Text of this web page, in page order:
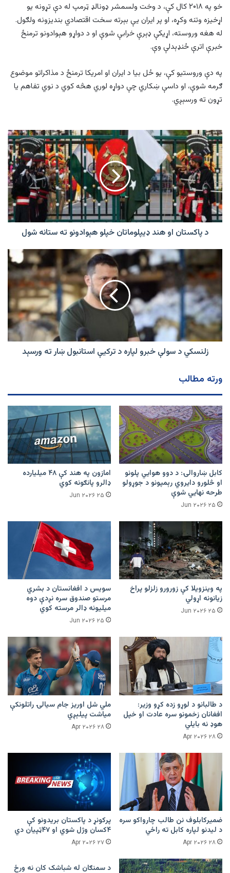
خو په ۲۰۱۸ کال کې، د وخت ولسمشر ډونالډ ټرمپ له دې تړونه یو
اړخیزه وتنه وکړه، او پر ایران یې بېرته سخت اقتصادي بندیزونه ولګول.
له هغه وروسته، اړیکې ډېرې خرابې شوې او د دواړو هېوادونو ترمنځ
خبرې اترې ځنډېدلې وې.
په دې وروستیو کې، یو ځل بیا د ایران او امریکا ترمنځ د مذاکراتو موضوع
ګرمه شوې، او داسې ښکاري چې دواړه لوري هڅه کوي د نوي تفاهم یا
تړون ته ورسېږي.
د
پاکستان
او
هند
ډیپلوماتان
خپلو
هېوادونو
ته
ستانه
د پاکستان او هند ډیپلوماتان خپلو هېوادونو ته ستانه شول
سولې
لپاره
د
ترکیې
استانبول
ښار
زلنسکي د سولې خبرو لپاره د ترکیې استانبول ښار ته ورسېد
ورته مطالب
کابل ښاروالۍ: د دوو هوايي پلونو
او څلورو دایروي رېمپونو د جوړولو
طرحه نهایي شوې
۲۵ Jun ۲۰۲۶
امازون په هند کې ۴۸ میلیارده
ډالرو پانګونه کوي
۲۵ Jun ۲۰۲۶
په وینزویلا کې زورورو زلزلو پراخ
زیانونه اړولي
۲۵ Jun ۲۰۲۶
سویس د افغانستان د بشري
مرستو صندوق سره نږدې دوه
میلیونه ډالر مرسته کوي
۲۵ Jun ۲۰۲۶
د طالبانو د لوړو زده کړو وزیر:
افغانان زخمونو سره عادت او خپل
هوډ نه بایلي
۲۸ Apr ۲۰۲۶
ملي شل اوریز جام سیالۍ راتلونکې
میاشت پیلېږي
۲۸ Apr ۲۰۲۶
ضمیرکابلوف نن طالب چارواکو سره
د لیدنو لپاره کابل ته راځي
۲۸ Apr ۲۰۲۶
پرکونړ د پاکستان بریدونو کې
۴کسان وژل شوي او ۴۷ټپیان دي
۲۷ Apr ۲۰۲۶
د سمنګان له شباشک کان نه ورځ